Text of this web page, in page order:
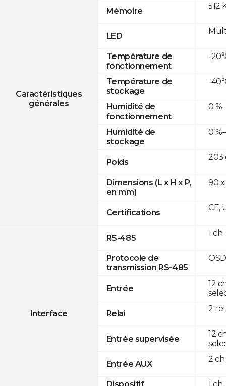
Caractéristiques
générales
Mémoire
LED
Température de
fonctionnement
Température de
stockage
Humidité de
fonctionnement
Humidité de
stockage
Poids
Dimensions (L x H x P,
en mm)
Certifications
Interface
RS-485
Protocole de
transmission RS-485
Entrée
Relai
Entrée supervisée
Entrée AUX
512
-
-
0
0
203
90 x
CE,
1 ch
12
2
12
2 ch